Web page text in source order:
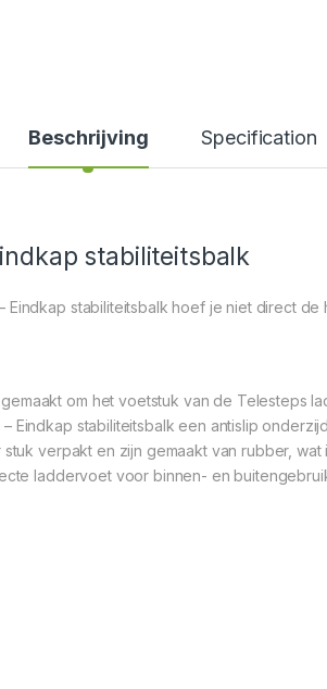
Beschrijving Specification
stabiliteitsbalk
Eindkap stabiliteitsbalk hoef je niet direct
om het voetstuk van de Telesteps
Eindkap stabiliteitsbalk een antislip
verpakt en zijn gemaakt van rubber,
laddervoet voor binnen- en